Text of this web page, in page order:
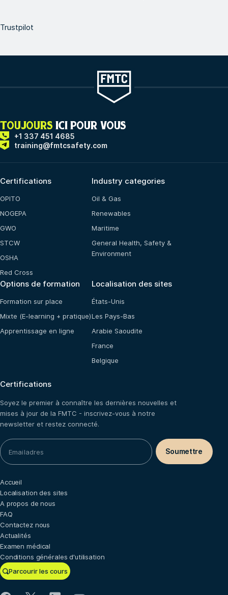
Trustpilot
TOUJOURS ICI POUR VOUS
+1 337 451 4685
training@fmtcsafety.com
Certifications
OPITO
NOGEPA
GWO
STCW
OSHA
Red Cross
Industry categories
Oil & Gas
Renewables
Maritime
General Health, Safety &
Environment
Options de formation
Formation sur place
Mixte (E-learning + pratique)
Apprentissage en ligne
Localisation des sites
États-Unis
Les Pays-Bas
Arabie Saoudite
France
Belgique
Certifications
Soyez le premier à connaître les dernières nouvelles et
mises à jour de la FMTC - inscrivez-vous à notre
newsletter et restez connecté.
Parcourir les cours
Accueil
Localisation des sites
A propos de nous
FAQ
Contactez nous
Actualités
Examen médical
Conditions générales d'utilisation